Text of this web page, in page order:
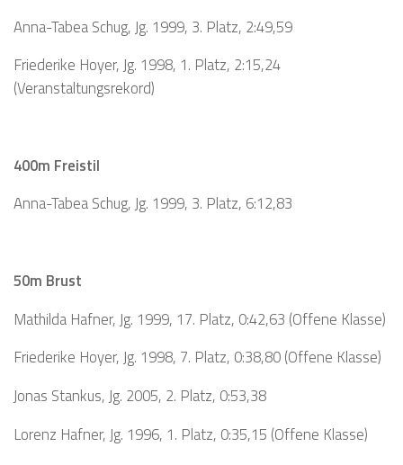
Anna-Tabea Schug, Jg. 1999, 3. Platz, 2:49,59
Friederike Hoyer, Jg. 1998, 1. Platz, 2:15,24
(Veranstaltungsrekord)
400m Freistil
Anna-Tabea Schug, Jg. 1999, 3. Platz, 6:12,83
50m Brust
Mathilda Hafner, Jg. 1999, 17. Platz, 0:42,63 (Offene Klasse)
Friederike Hoyer, Jg. 1998, 7. Platz, 0:38,80 (Offene Klasse)
Jonas Stankus, Jg. 2005, 2. Platz, 0:53,38
Lorenz Hafner, Jg. 1996, 1. Platz, 0:35,15 (Offene Klasse)